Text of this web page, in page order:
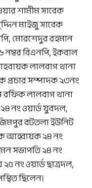
শামীম সাবেক
মাইজু সাবেক
মোরশেদুর রহমান
নম্বর বিএনপি, ইকবাল
লালবাগ থানা
প্রচার সম্পাদক ২৩নং
রফিক লালবাগ থানা
নং ওয়ার্ড যুবদল,
বটতলা ইউনিট
আহ্বায়ক ২৪ নং
সভাপতি ২৪ নং
নং ওয়ার্ড ছাত্রদল,
ছিলেন।